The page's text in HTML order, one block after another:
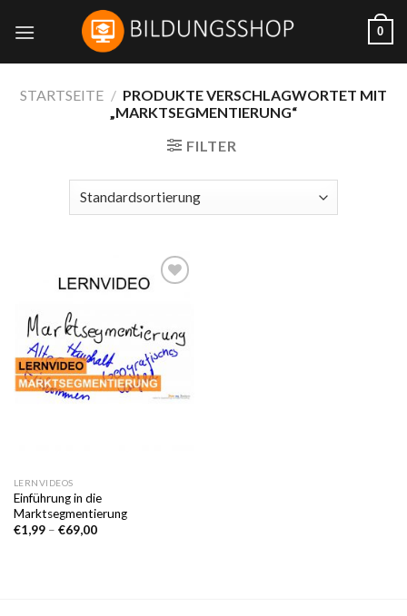
0
STARTSEITE / PRODUKTE VERSCHLAGWORTET MIT
„MARKTSEGMENTIERUNG“
FILTER
LERNVIDEOS
Einführung in die
Marktsegmentierung
€1,99– €69,00